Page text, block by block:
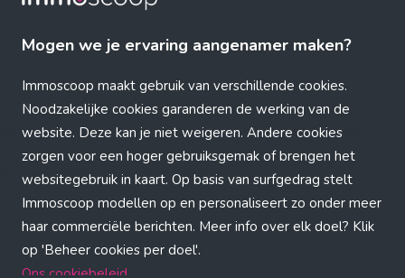
Mogen we je ervaring aangenamer maken?
Immoscoop maakt gebruik van verschillende cookies.
Noodzakelijke cookies garanderen de werking van de
website. Deze kan je niet weigeren. Andere cookies
zorgen voor een hoger gebruiksgemak of brengen het
websitegebruik in kaart. Op basis van surfgedrag stelt
Immoscoop modellen op en personaliseert zo onder meer
haar commerciële berichten. Meer info over elk doel? Klik
op 'Beheer cookies per doel'.
Ons cookiebeleid
Application error: a client-side exception has occurred (see the
browser console for more information)